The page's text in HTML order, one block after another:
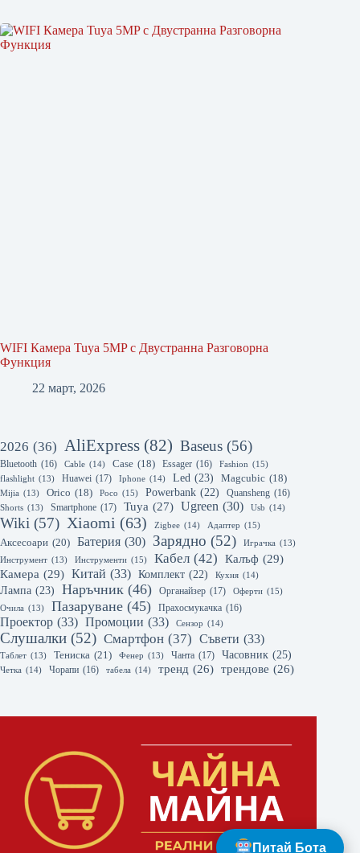
WIFI Камера Tuya 5MP с Двустранна Разговорна
Функция
22 март, 2026
2026 (36) AliExpress (82) Baseus (56)
Bluetooth (16) Cable (14) Case (18) Essager (16) Fashion (15)
flashlight (13) Huawei (17) Iphone (14) Led (23) Magcubic (18)
Mijia (13) Orico (18) Poco (15) Powerbank (22) Quansheng (16)
Shorts (13) Smartphone (17) Tuya (27) Ugreen (30) Usb (14)
Wiki (57) Xiaomi (63) Zigbee (14) Адаптер (15)
Аксесоари (20) Батерия (30) Зарядно (52) Играчка (13)
Инструмент (13) Инструменти (15) Кабел (42) Калъф (29)
Камера (29) Китай (33) Комплект (22) Кухня (14)
Лампа (23) Наръчник (46) Органайзер (17) Оферти (15)
Очила (13) Пазаруване (45) Прахосмукачка (16)
Проектор (33) Промоции (33) Сензор (14)
Слушалки (52) Смартфон (37) Съвети (33)
Таблет (13) Тениска (21) Фенер (13) Чанта (17) Часовник (25)
Четка (14) Чорапи (16) табела (14) тренд (26) трендове (26)
Питай Бота